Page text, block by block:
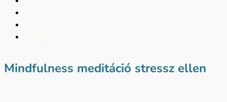
Mindfulness meditáció stressz ellen